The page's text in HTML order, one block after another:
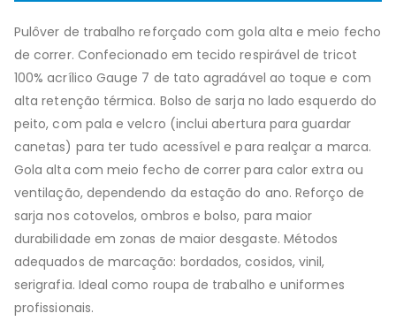
Pulôver de trabalho reforçado com gola alta e meio fecho
de correr. Confecionado em tecido respirável de tricot
100% acrílico Gauge 7 de tato agradável ao toque e com
alta retenção térmica. Bolso de sarja no lado esquerdo do
peito, com pala e velcro (inclui abertura para guardar
canetas) para ter tudo acessível e para realçar a marca.
Gola alta com meio fecho de correr para calor extra ou
ventilação, dependendo da estação do ano. Reforço de
sarja nos cotovelos, ombros e bolso, para maior
durabilidade em zonas de maior desgaste. Métodos
adequados de marcação: bordados, cosidos, vinil,
serigrafia. Ideal como roupa de trabalho e uniformes
profissionais.